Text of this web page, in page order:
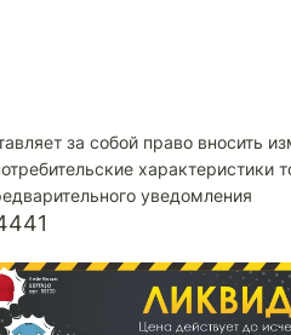
за собой право вносить
характеристики
уведомления